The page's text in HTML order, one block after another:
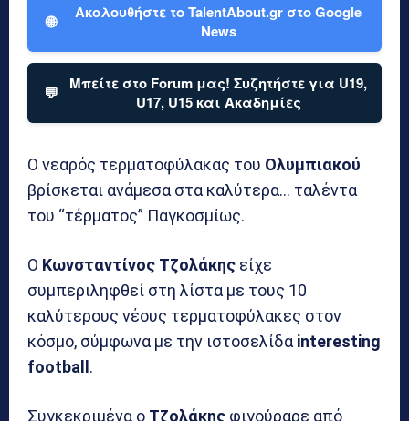
🌐
Ακολουθήστε το TalentAbout.gr στο Google
News
💬
Μπείτε στο Forum μας! Συζητήστε για U19,
U17, U15 και Ακαδημίες
Ο νεαρός τερματοφύλακας του Ολυμπιακού
βρίσκεται ανάμεσα στα καλύτερα… ταλέντα
του “τέρματος” Παγκοσμίως.
Ο Κωνσταντίνος Τζολάκης είχε
συμπεριληφθεί στη λίστα με τους 10
καλύτερους νέους τερματοφύλακες στον
κόσμο, σύμφωνα με την ιστοσελίδα interesting
football.
Συγκεκριμένα ο Τζολάκης φιγούραρε από